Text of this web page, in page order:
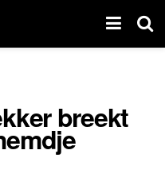
breekt